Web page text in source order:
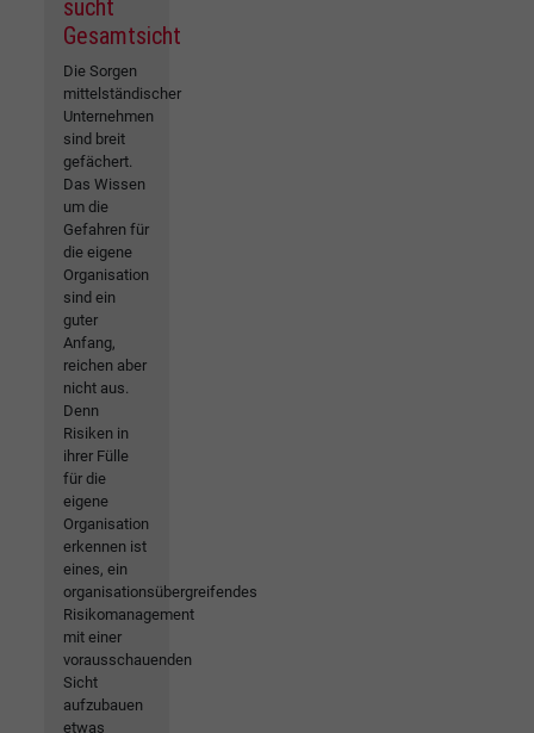
sucht
Gesamtsicht
Die Sorgen
mittelständischer
Unternehmen
sind breit
gefächert.
Das Wissen
um die
Gefahren für
die eigene
Organisation
sind ein
guter
Anfang,
reichen aber
nicht aus.
Denn
Risiken in
ihrer Fülle
für die
eigene
Organisation
erkennen ist
eines, ein
organisationsübergreifendes
Risikomanagement
mit einer
vorausschauenden
Sicht
aufzubauen
etwas